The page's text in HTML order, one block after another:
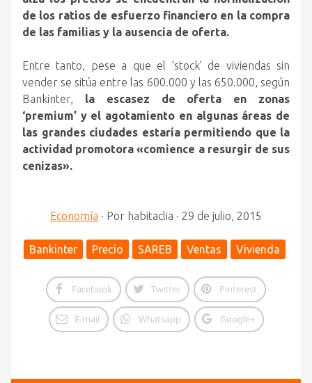
de los ratios de esfuerzo financiero en la compra
de las familias y la ausencia de oferta.
Entre tanto, pese a que el ‘stock’ de viviendas sin
vender se sitúa entre las 600.000 y las 650.000, según
Bankinter, la escasez de oferta en zonas
‘premium’ y el agotamiento en algunas áreas de
las grandes ciudades estaría permitiendo que la
actividad promotora «comience a resurgir de sus
cenizas».
Economía · Por habitaclia · 29 de julio, 2015
Bankinter Precio SAREB Ventas Vivienda
Facebook Twitter Pinterest
E-mail Whatsapp Google+